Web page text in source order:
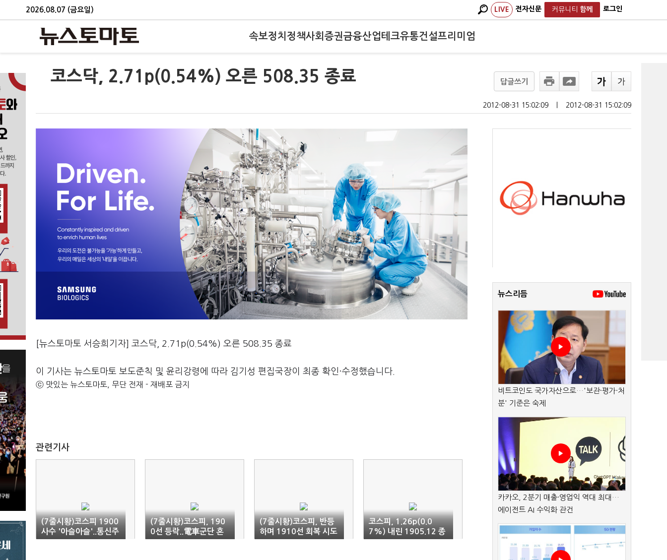
2026.08.07 (금요일) LIVE 전자신문 커뮤니티 함께 로그인
속보정치 정책사회 증권금융산업테크유통건설프리미엄
코스닥, 2.71p(0.54%) 오른 508.35 종료 답글쓰기
2012-08-31 15:02:09 2012-08-31 15:02:09
[뉴스토마토 서승희기자] 코스닥, 2.71p(0.54%) 오른 508.35 종료
이 기사는 뉴스토마토 보도준칙 및 윤리강령에 따라 김기성 편집국장이 최종 확인·수정했습니다.
ⓒ 맛있는 뉴스토마토, 무단 전재 - 재배포 금지
관련기사
(7줄시황)코스피 1900
사수 '아슬아슬'..통신주
'강세'(12:03)
(7줄시황)코스피, 190
0선 등락..電車군단 혼
조세(13:10)
(7줄시황)코스피, 반등
하며 1910선 회복 시도
(14:19)
코스피, 1.26p(0.0
7%) 내린 1905.12 종
료
뉴스리듬
비트코인도 국가자산으로…'보관·평가·처
분' 기준은 숙제
카카오, 2분기 매출·영업익 역대 최대…
에이전트 AI 수익화 관건